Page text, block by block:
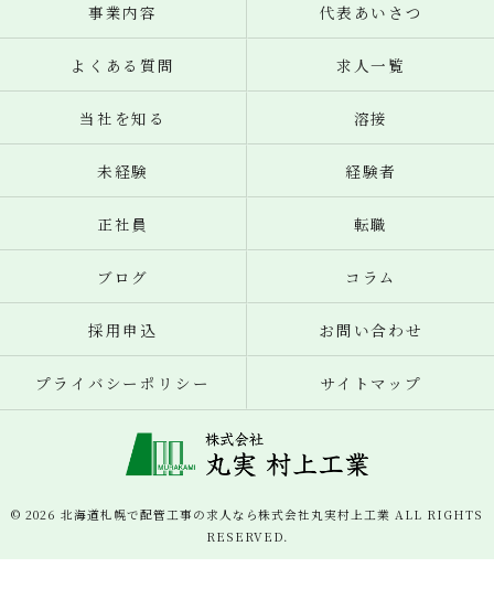
事業内容 代表あいさつ
よくある質問 求人一覧
当社を知る 溶接
未経験 経験者
正社員 転職
ブログ コラム
採用申込 お問い合わせ
プライバシーポリシー サイトマップ
© 2026 北海道札幌で配管工事の求人なら株式会社丸実村上工業 ALL RIGHTS
RESERVED.